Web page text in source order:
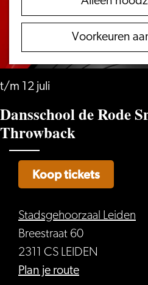
Voorkeuren
t/m 12 juli
Dansschool de Rode
Throwback
Stadsgehoorzaal Leiden
Breestraat 60
2311 CS LEIDEN
Plan je routenaar
Koop tickets